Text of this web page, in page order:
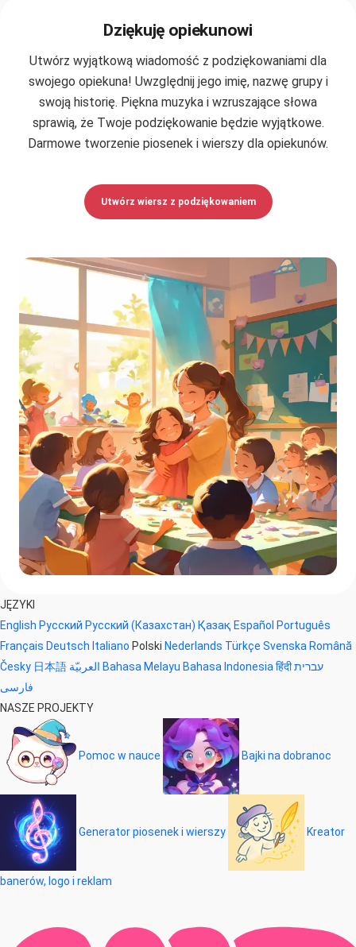
Dziękuję opiekunowi
Utwórz wyjątkową wiadomość z podziękowaniami dla
swojego opiekuna! Uwzględnij jego imię, nazwę grupy i
swoją historię. Piękna muzyka i wzruszające słowa
sprawią, że Twoje podziękowanie będzie wyjątkowe.
Darmowe tworzenie piosenek i wierszy dla opiekunów.
Utwórz wiersz z podziękowaniem
JĘZYKI
English Русский Русский (Казахстан) Қазақ Español Português
Français Deutsch Italiano Polski Nederlands Türkçe Svenska Română
Česky 日本語 Bahasa Melayu Bahasa Indonesia हिंदीעברית
فارسی
NASZE PROJEKTY
Pomoc w nauce Bajki na dobranoc
Generator piosenek i wierszy Kreator
banerów, logo i reklam